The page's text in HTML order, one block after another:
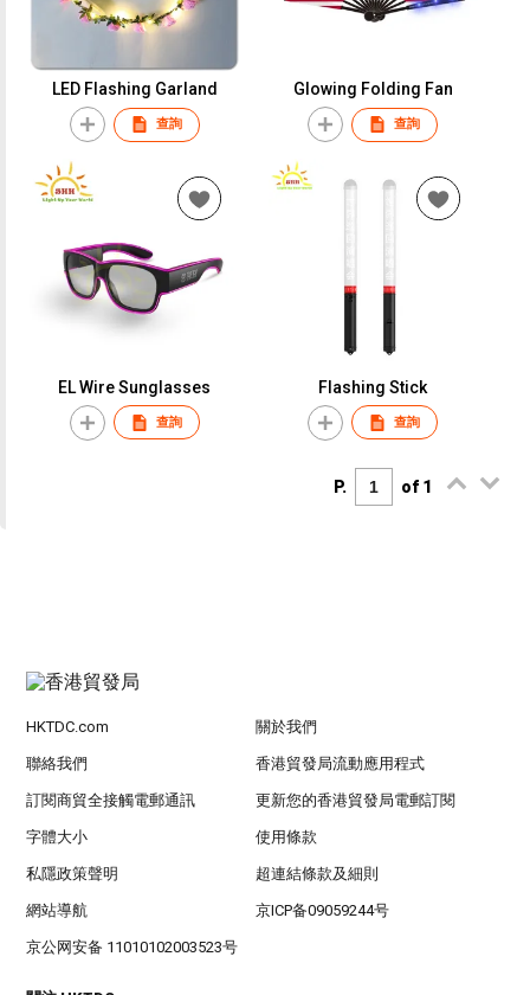
LED Flashing Garland
查詢
Glowing Folding Fan
查詢
EL Wire Sunglasses
查詢
Flashing Stick
查詢
P. of 1
HKTDC.com 關於我們
聯絡我們 香港貿發局流動應用程式
訂閱商貿全接觸電郵通訊 更新您的香港貿發局電郵訂閱
字體大小 使用條款
私隱政策聲明 超連結條款及細則
網站導航 京ICP备09059244号
京公网安备 11010102003523号